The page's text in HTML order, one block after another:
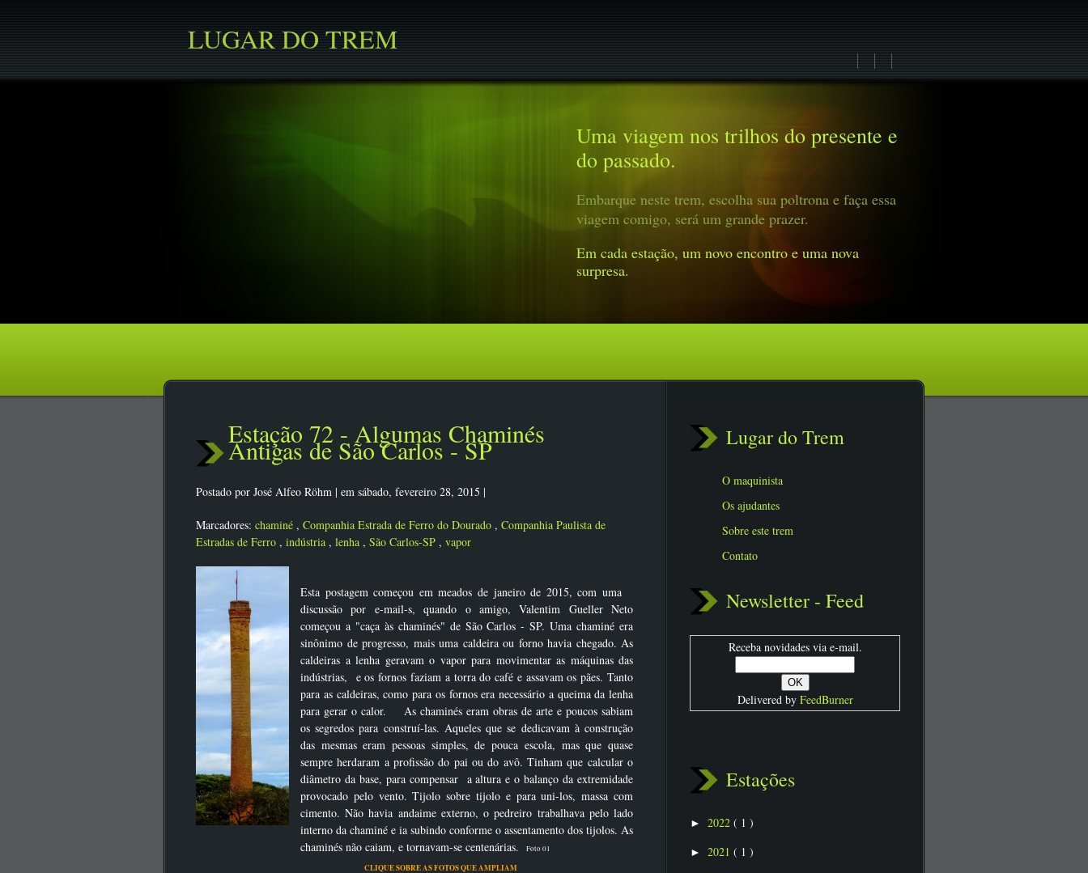
LUGAR DO TREM
Uma viagem nos trilhos do presente e
do passado.
Embarque neste trem, escolha sua poltrona e faça essa
viagem comigo, será um grande prazer.
Em cada estação, um novo encontro e uma nova
surpresa.
Estação 72 - Algumas Chaminés
Antigas de São Carlos - SP
Postado por José Alfeo Röhm | em sábado, fevereiro 28, 2015 |
Marcadores: chaminé , Companhia Estrada de Ferro do Dourado , Companhia Paulista de
Estradas de Ferro , indústria , lenha , São Carlos-SP , vapor
Esta postagem começou em meados de janeiro de 2015, com uma
discussão por e-mail-s, quando o amigo, Valentim Gueller Neto
começou a "caça às chaminés" de São Carlos - SP. Uma chaminé era
sinônimo de progresso, mais uma caldeira ou forno havia chegado. As
caldeiras a lenha geravam o vapor para movimentar as máquinas das
indústrias, e os fornos faziam a torra do café e assavam os pães. Tanto
para as caldeiras, como para os fornos era necessário a queima da lenha
para gerar o calor. As chaminés eram obras de arte e poucos sabiam
os segredos para construí-las. Aqueles que se dedicavam à construção
das mesmas eram pessoas simples, de pouca escola, mas que quase
sempre herdaram a profissão do pai ou do avô. Tinham que calcular o
diâmetro da base, para compensar a altura e o balanço da extremidade
provocado pelo vento. Tijolo sobre tijolo e para uni-los, massa com
cimento. Não havia andaime externo, o pedreiro trabalhava pelo lado
interno da chaminé e ia subindo conforme o assentamento dos tijolos. As
chaminés não caiam, e tornavam-se centenárias.
Foto 01
CLIQUE SOBRE AS FOTOS QUE AMPLIAM
Lugar do Trem
O maquinista
Os ajudantes
Sobre este trem
Contato
Newsletter - Feed
Receba novidades via e-mail.
Delivered by FeedBurner
Estações
► 2022 ( 1 )
► 2021 ( 1 )